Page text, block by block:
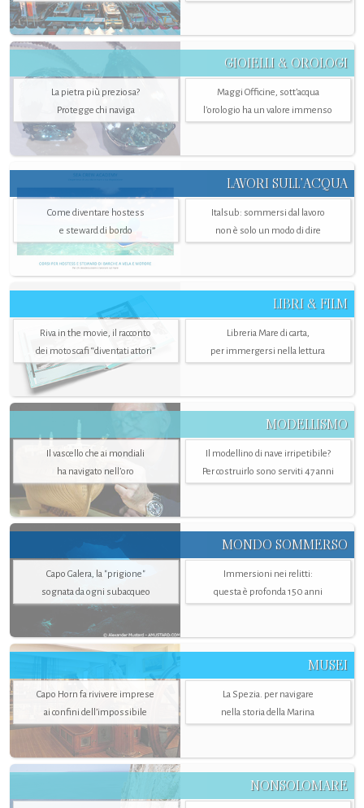
GIOIELLI & OROLOGI
La pietra più preziosa?
Protegge chi naviga
Maggi Officine, sott’acqua
l'orologio ha un valore immenso
LAVORI SULL’ACQUA
Come diventare hostess
e steward di bordo
Italsub: sommersi dal lavoro
non è solo un modo di dire
LIBRI & FILM
Riva in the movie, il racconto
dei motoscafi “diventati attori”
Libreria Mare di carta,
per immergersi nella lettura
MODELLISMO
Il vascello che ai mondiali
ha navigato nell’oro
Il modellino di nave irripetibile?
Per costruirlo sono serviti 47 anni
MONDO SOMMERSO
Capo Galera, la "prigione"
sognata da ogni subacqueo
Immersioni nei relitti:
questa è profonda 150 anni
MUSEI
Capo Horn fa rivivere imprese
ai confini dell’impossibile
La Spezia. per navigare
nella storia della Marina
NONSOLOMARE